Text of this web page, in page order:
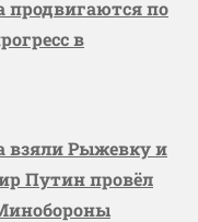
продвигаются по
в
взяли Рыжевку и
Путин провёл